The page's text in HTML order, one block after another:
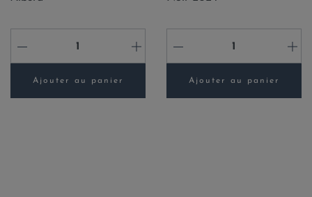
- +
Ajouter au panier
- +
Ajouter au panier